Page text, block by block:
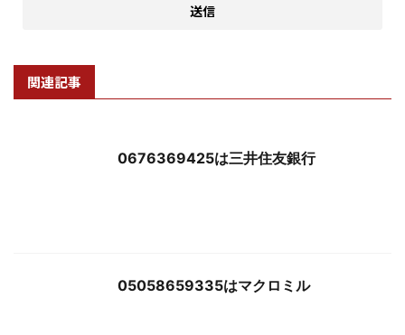
関連記事
0676369425は三井住友銀行
05058659335はマクロミル